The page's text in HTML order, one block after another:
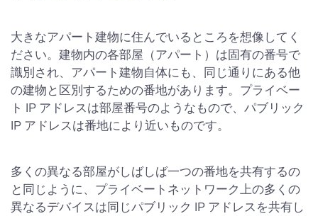
大きなアパート建物に住んでいるところを想像してく
ださい。建物内の各部屋（アパート）は固有の番号で
識別され、アパート建物自体にも、同じ通りにある他
の建物と区別するための番地があります。プライベー
ト IP アドレスは部屋番号のようなもので、パブリック
IP アドレスは番地により近いものです。
多くの異なる部屋がしばしば一つの番地を共有するの
と同じように、プライベートネットワーク上の多くの
異なるデバイスは同じパブリック IP アドレスを共有し